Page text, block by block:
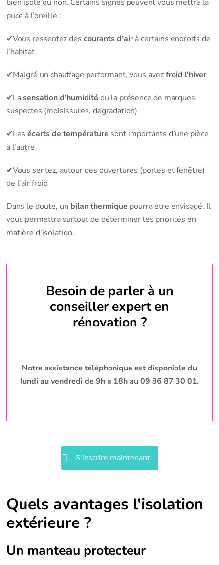
bien isolé ou non. Certains signes peuvent vous mettre la
puce à l’oreille :
✔Vous ressentez descourants d’air à certains endroits de
l’habitat
✔Malgré un chauffage performant, vous avezfroid l’hiver
✔Lasensation d’humidité ou la présence de marques
suspectes (moisissures, dégradation)
✔Les écarts de température sont importants d’une pièce
à l’autre
✔Vous sentez, autour des ouvertures (portes et fenêtre)
de l’air froid
Dans le doute, un bilan thermique pourra être envisagé. Il
vous permettra surtout de déterminer les priorités en
matière d’isolation.
Besoin de parler à un
conseiller expert en
rénovation ?
Notre assistance téléphonique est disponible du
lundi au vendredi de 9h à 18h au 09 86 87 30 01.
S'inscrire maintenant
Quels avantages l'isolation
extérieure ?
Un manteau protecteur